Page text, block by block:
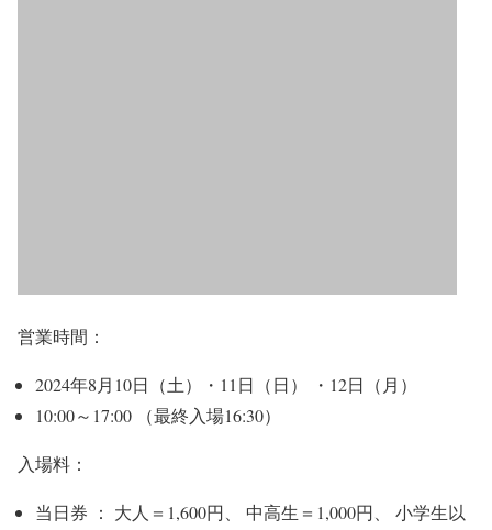
営業時間：
2024年8月10日（土）・11日（日） ・12日（月）
10:00～17:00 （最終入場16:30）
入場料：
当日券 ： 大人＝1,600円、 中高生＝1,000円、 小学生以